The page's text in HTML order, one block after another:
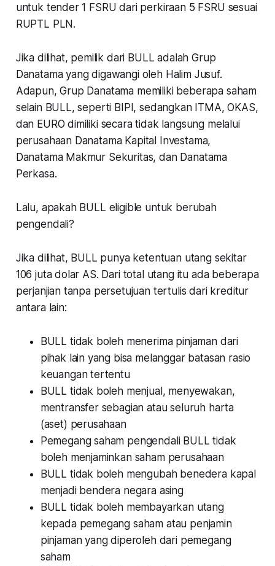
untuk tender 1 FSRU dari perkiraan 5 FSRU sesuai
RUPTL PLN.
Jika dilihat, pemilik dari BULL adalah Grup
Danatama yang digawangi oleh Halim Jusuf.
Adapun, Grup Danatama memiliki beberapa saham
selain BULL, seperti BIPI, sedangkan ITMA, OKAS,
dan EURO dimiliki secara tidak langsung melalui
perusahaan Danatama Kapital Investama,
Danatama Makmur Sekuritas, dan Danatama
Perkasa.
Lalu, apakah BULL eligible untuk berubah
pengendali?
Jika dilihat, BULL punya ketentuan utang sekitar
106 juta dolar AS. Dari total utang itu ada beberapa
perjanjian tanpa persetujuan tertulis dari kreditur
antara lain:
BULL tidak boleh menerima pinjaman dari
pihak lain yang bisa melanggar batasan rasio
keuangan tertentu
BULL tidak boleh menjual, menyewakan,
mentransfer sebagian atau seluruh harta
(aset) perusahaan
Pemegang saham pengendali BULL tidak
boleh menjaminkan saham perusahaan
BULL tidak boleh mengubah benedera kapal
menjadi bendera negara asing
BULL tidak boleh membayarkan utang
kepada pemegang saham atau penjamin
pinjaman yang diperoleh dari pemegang
saham